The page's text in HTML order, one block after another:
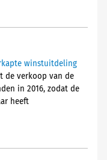
winstuitdeling
de verkoop van de
in 2016, zodat de
heeft